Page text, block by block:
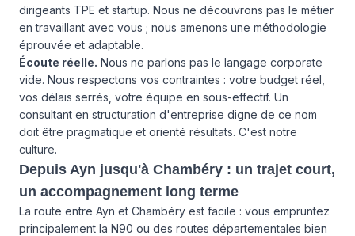
dirigeants TPE et startup. Nous ne découvrons pas le métier
en travaillant avec vous ; nous amenons une méthodologie
éprouvée et adaptable.
Écoute réelle. Nous ne parlons pas le langage corporate
vide. Nous respectons vos contraintes : votre budget réel,
vos délais serrés, votre équipe en sous-effectif. Un
consultant en structuration d'entreprise digne de ce nom
doit être pragmatique et orienté résultats. C'est notre
culture.
Depuis Ayn jusqu'à Chambéry : un trajet court,
un accompagnement long terme
La route entre Ayn et Chambéry est facile : vous empruntez
principalement la N90 ou des routes départementales bien